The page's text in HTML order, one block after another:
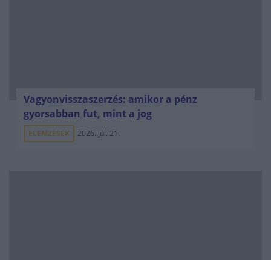
Vagyonvisszaszerzés: amikor a pénz
gyorsabban fut, mint a jog
ELEMZÉSEK 2026. júl. 21.